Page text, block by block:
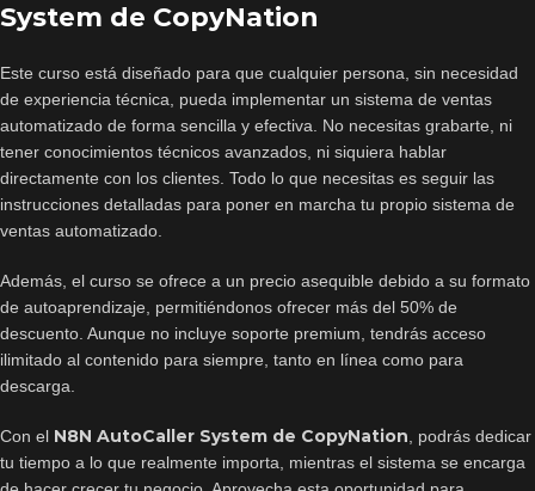
System de CopyNation
Este curso está diseñado para que cualquier persona, sin necesidad
de experiencia técnica, pueda implementar un sistema de ventas
automatizado de forma sencilla y efectiva. No necesitas grabarte, ni
tener conocimientos técnicos avanzados, ni siquiera hablar
directamente con los clientes. Todo lo que necesitas es seguir las
instrucciones detalladas para poner en marcha tu propio sistema de
ventas automatizado.
Además, el curso se ofrece a un precio asequible debido a su formato
de autoaprendizaje, permitiéndonos ofrecer más del 50% de
descuento. Aunque no incluye soporte premium, tendrás acceso
ilimitado al contenido para siempre, tanto en línea como para
descarga.
Con el N8N AutoCaller System de CopyNation , podrás dedicar
tu tiempo a lo que realmente importa, mientras el sistema se encarga